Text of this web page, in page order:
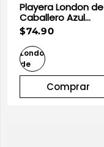
Playera London de
Caballero Azul
Marino | Optima
$74.90
Comprar